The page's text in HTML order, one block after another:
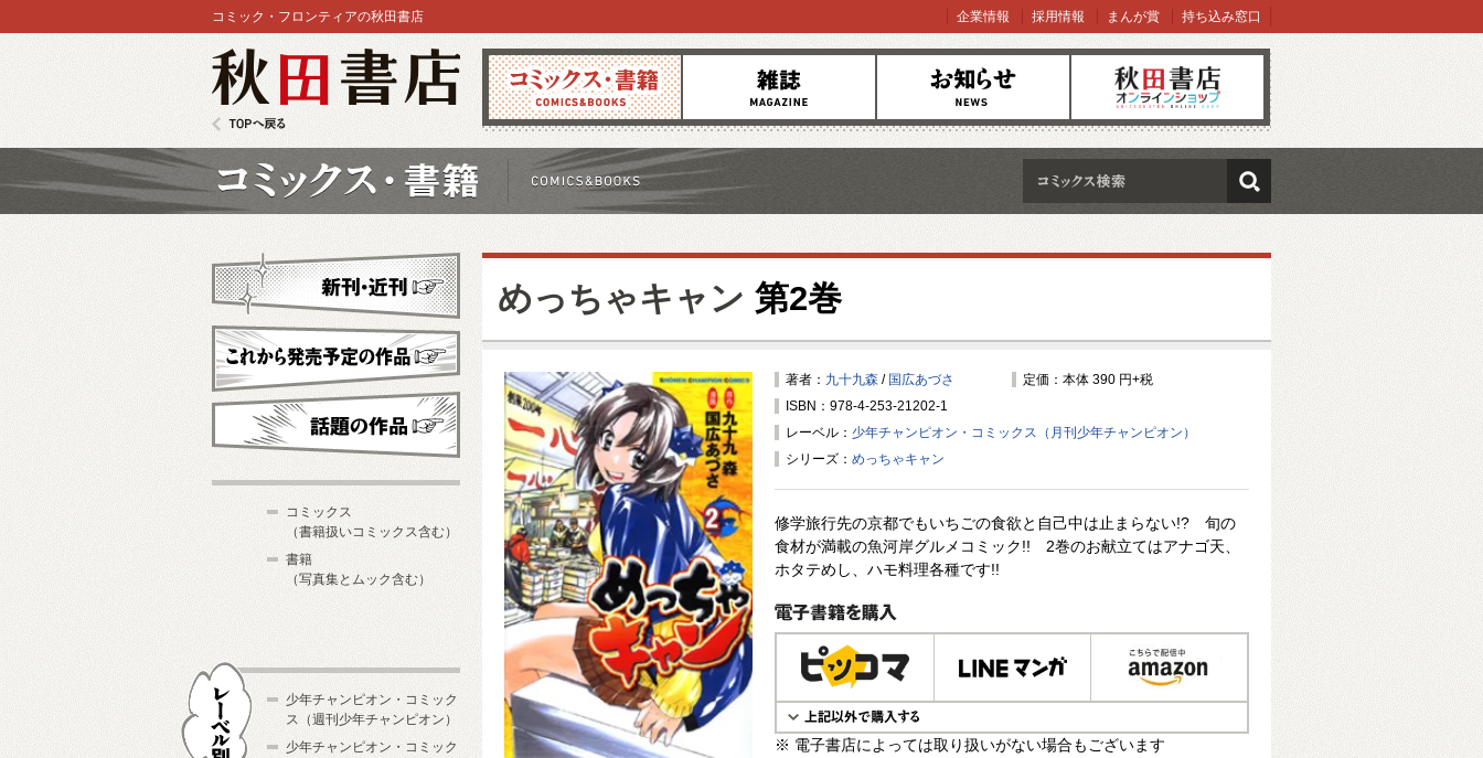
コミックス 雑誌 お知らせ オンラインショップ
コミック・フロンティアの秋田書店 企業情報 採用情報 まんが賞 持ち込み窓口
検索
めっちゃキャン 第2巻
著者： 九十九森 / 国広あづさ
定価：本体 390 円+税
ISBN：978-4-253-21202-1
レーベル： 少年チャンピオン・コミックス（月刊少年チャンピオン）
シリーズ： めっちゃキャン
修学旅行先の京都でもいちごの食欲と自己中は止まらない!? 旬の
食材が満載の魚河岸グルメコミック!! 2巻のお献立てはアナゴ天、
ホタテめし、ハモ料理各種です!!
電子書籍で購入
※ 電子書店によっては取り扱いがない場合もございます
新刊・近刊
これから発売予定
コミックス
（書籍扱いコミックス含む）
書籍
（写真集とムック含む）
少年チャンピオン・コミック
ス（週刊少年チャンピオン）
少年チャンピオン・コミック